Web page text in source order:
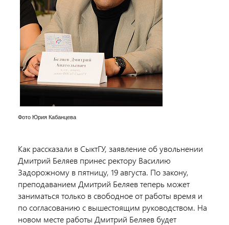
Фото Юрия Кабанцева
Как рассказали в СыктГУ, заявление об увольнении
Дмитрий Беляев принес ректору Василию
Задорожному в пятницу, 19 августа. По закону,
преподаванием Дмитрий Беляев теперь может
заниматься только в свободное от работы время и
по согласованию с вышестоящим руководством. На
новом месте работы Дмитрий Беляев будет